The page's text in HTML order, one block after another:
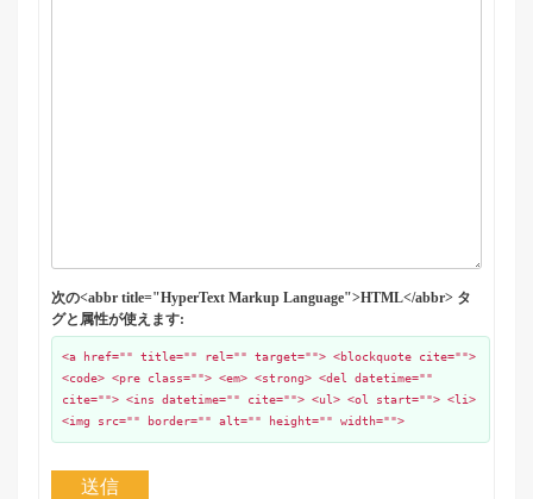
次の<abbr title="HyperText Markup Language">HTML</abbr> タ
グと属性が使えます:
<a href="" title="" rel="" target=""> <blockquote cite="">
<code> <pre class=""> <em> <strong> <del datetime=""
cite=""> <ins datetime="" cite=""> <ul> <ol start=""> <li>
<img src="" border="" alt="" height="" width="">
送信